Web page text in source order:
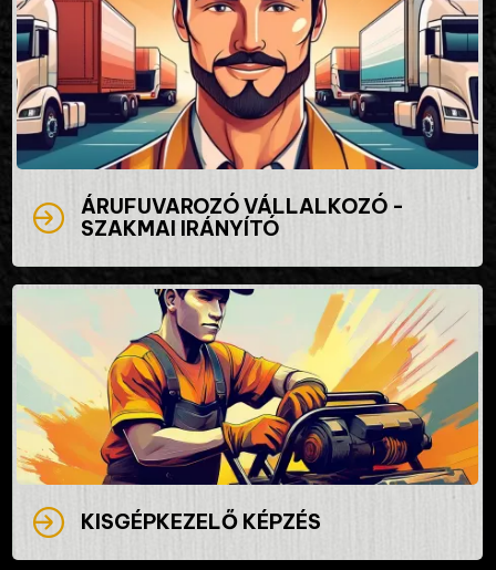
ÁRUFUVAROZÓ VÁLLALKOZÓ -
SZAKMAI IRÁNYÍTÓ
KISGÉPKEZELŐ KÉPZÉS